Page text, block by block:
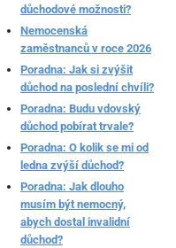
důchodové možnosti?
Nemocenská
zaměstnanců v roce 2026
Poradna: Jak si zvýšit
důchod na poslední chvíli?
Poradna: Budu vdovský
důchod pobírat trvale?
Poradna: O kolik se mi od
ledna zvýší důchod?
Poradna: Jak dlouho
musím být nemocný,
abych dostal invalidní
důchod?